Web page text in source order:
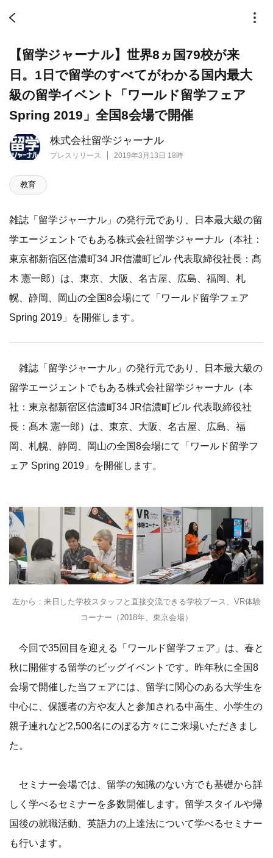
株式会社留学ジャーナル
プレスリリース 2019年3月13日 18時
【留学ジャーナル】世界8ヵ国79校が来
日。1日で留学のすべてがわかる国内最大
級の留学イベント「ワールド留学フェア
Spring 2019」全国8会場で開催
教育
雑誌「留学ジャーナル」の発行元であり、日本最大級の留
学エージェントでもある株式会社留学ジャーナル（本社：
東京都新宿区信濃町34 JR信濃町ビル 代表取締役社長：髙
木 憲一郎）は、東京、大阪、名古屋、広島、福岡、札
幌、静岡、岡山の全国8会場にて「ワールド留学フェア
Spring 2019」を開催します。
雑誌「留学ジャーナル」の発行元であり、日本最大級の
留学エージェントでもある株式会社留学ジャーナル（本
社：東京都新宿区信濃町34 JR信濃町ビル 代表取締役社
長：髙木 憲一郎）は、東京、大阪、名古屋、広島、福
岡、札幌、静岡、岡山の全国8会場にて「ワールド留学フ
ェア Spring 2019」を開催します。
左から：来日した学校スタッフと直接交流できる学校ブース、VR体験
コーナー（2018年、東京会場）
今回で35回目を迎える「ワールド留学フェア」は、春と
秋に開催する留学のビッグイベントです。昨年秋に全国8
会場で開催した当フェアには、留学に関心のある大学生を
中心に、保護者の方や友人と参加される中高生、小学生の
親子連れなど2,500名にのぼる方々にご来場いただきまし
た。
セミナー会場では、留学の知識のない方でも基礎から詳
しく学べるセミナーを多数開催します。留学スタイルや帰
国後の就職活動、英語力の上達法について学べるセミナー
も行います。